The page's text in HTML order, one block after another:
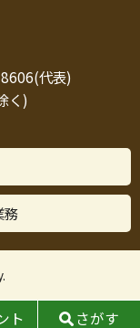
代表)
く)
務
ト さがす